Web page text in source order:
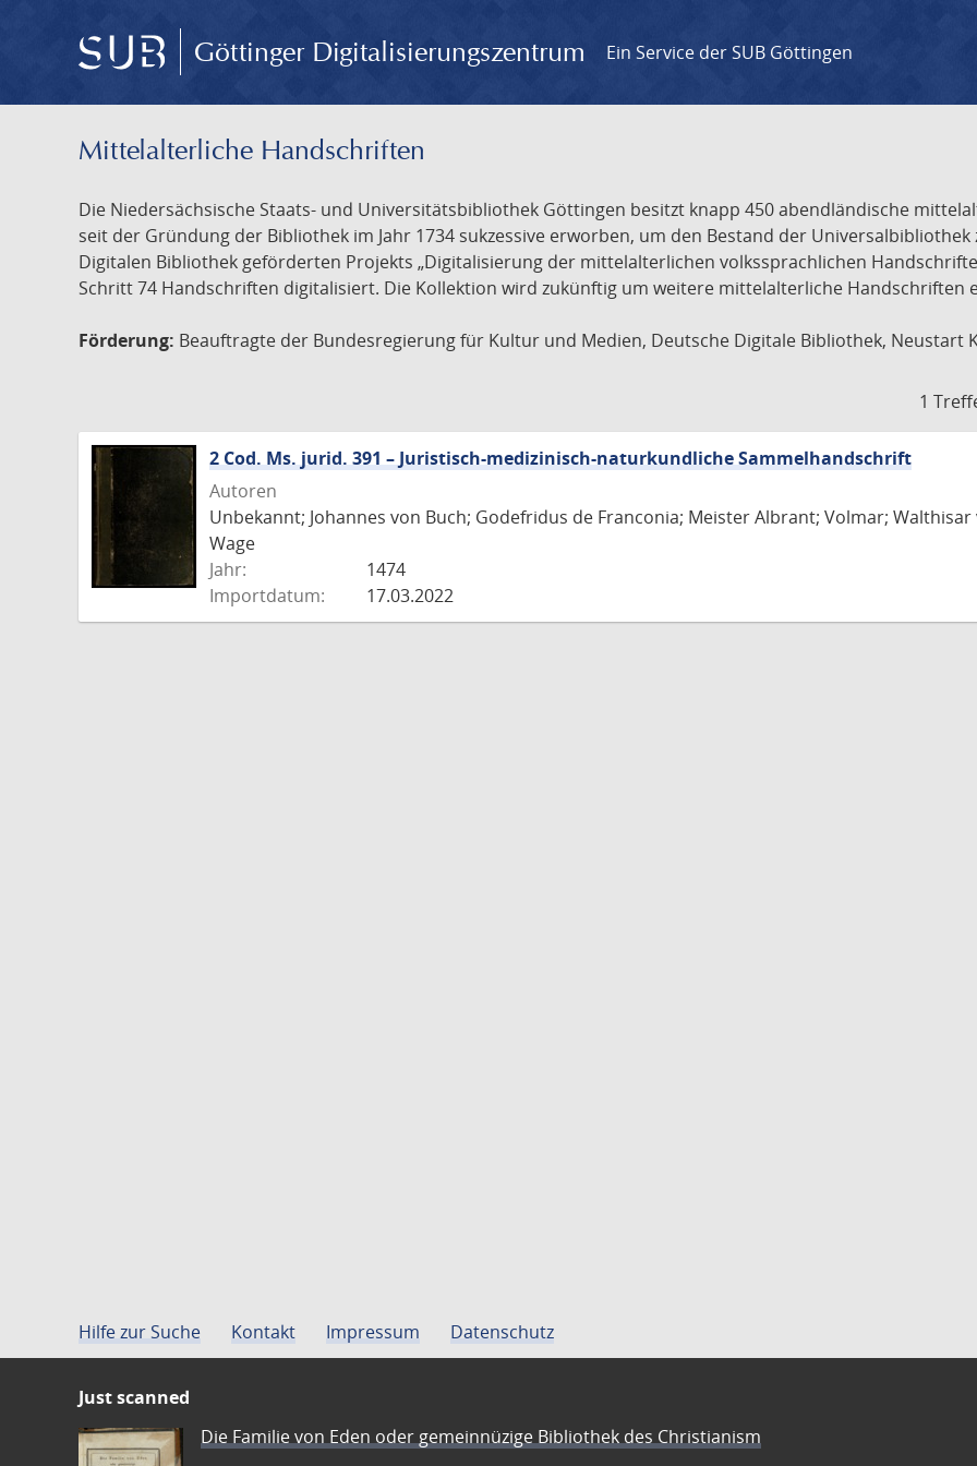
Göttinger Digitalisierungszentrum Ein Service der SUB Göttingen
Mittelalterliche Handschriften
Die Niedersächsische Staats- und Universitätsbibliothek Göttingen besitzt knapp 450 abendländische
seit der Gründung der Bibliothek im Jahr 1734 sukzessive erworben, um den Bestand der
Digitalen Bibliothek geförderten Projekts „Digitalisierung der mittelalterlichen volkssprachlichen
Schritt 74 Handschriften digitalisiert. Die Kollektion wird zukünftig um weitere mittelalterliche Handschriften
Förderung: Beauftragte der Bundesregierung für Kultur und Medien, Deutsche Digitale Bibliothek, Neustart
1
2 Cod. Ms. jurid. 391 – Juristisch-medizinisch-naturkundliche Sammelhandschrift
Autoren
Unbekannt; Johannes von Buch; Godefridus de Franconia; Meister Albrant; Volmar;
Wage
Jahr:
1474
Importdatum:
17.03.2022
Hilfe zur Suche Kontakt Impressum Datenschutz
Just scanned
Die Familie von Eden oder gemeinnüzige Bibliothek des Christianism